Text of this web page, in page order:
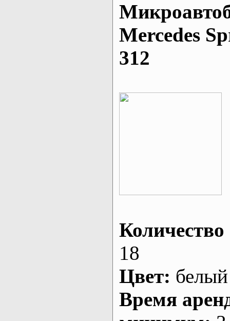
Mеrcedes
312
Количество
18
Цвет: белый
Время